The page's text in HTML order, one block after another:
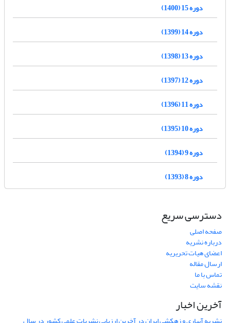
دوره 15 (1400)
دوره 14 (1399)
دوره 13 (1398)
دوره 12 (1397)
دوره 11 (1396)
دوره 10 (1395)
دوره 9 (1394)
دوره 8 (1393)
دسترسی سریع
صفحه اصلی
درباره نشریه
اعضای هیات تحریریه
ارسال مقاله
تماس با ما
نقشه سایت
آخرین اخبار